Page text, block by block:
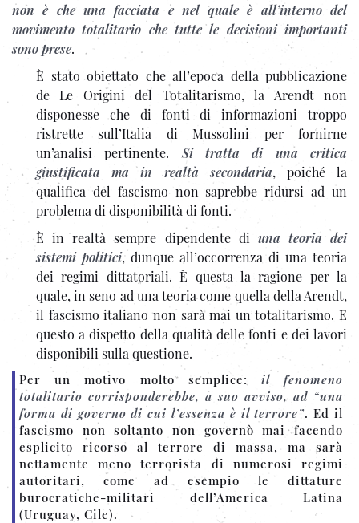
non è che una facciata e nel quale è all’interno del
movimento totalitario che tutte le decisioni importanti
sono prese.
È stato obiettato che all’epoca della pubblicazione
de Le Origini del Totalitarismo, la Arendt non
disponesse che di fonti di informazioni troppo
ristrette sull’Italia di Mussolini per fornirne
un’analisi pertinente. Si tratta di una critica
giustificata ma in realtà secondaria, poiché la
qualifica del fascismo non saprebbe ridursi ad un
problema di disponibilità di fonti.
È in realtà sempre dipendente di una teoria dei
sistemi politici, dunque all’occorrenza di una teoria
dei regimi dittatoriali. È questa la ragione per la
quale, in seno ad una teoria come quella della Arendt,
il fascismo italiano non sarà mai un totalitarismo. E
questo a dispetto della qualità delle fonti e dei lavori
disponibili sulla questione.
Per un motivo molto semplice: il fenomeno
totalitario corrisponderebbe, a suo avviso, ad “una
forma di governo di cui l’essenza è il terrore”. Ed il
fascismo non soltanto non governò mai facendo
esplicito ricorso al terrore di massa, ma sarà
nettamente meno terrorista di numerosi regimi
autoritari, come ad esempio le dittature
burocratiche-militari dell’America Latina
(Uruguay, Cile).